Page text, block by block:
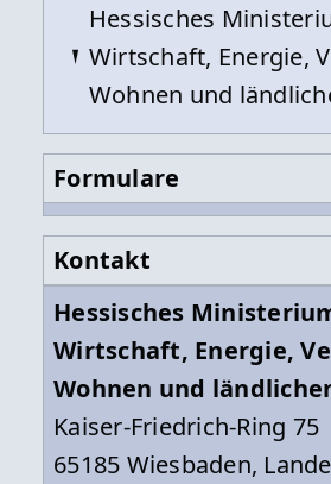
Hessisches
Wirtschaft, Energie,
Wohnen und
Formulare
Kontakt
Hessisches
Wirtschaft, Energie,
Wohnen und
Kaiser-Friedrich-Ring 75
65185 Wiesbaden,